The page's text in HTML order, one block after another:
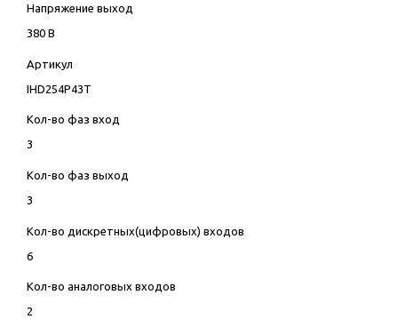
Напряжение выход
380 В
Артикул
IHD254P43T
Кол-во фаз вход
3
Кол-во фаз выход
3
Кол-во дискретных(цифровых) входов
6
Кол-во аналоговых входов
2